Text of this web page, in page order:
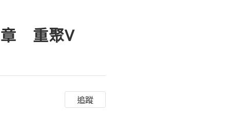
章 重聚V
追蹤